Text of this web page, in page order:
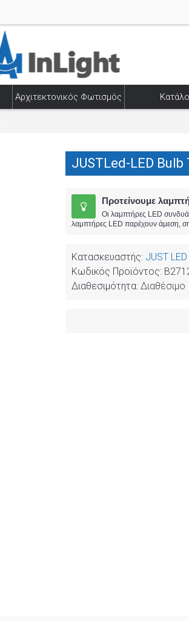
Αρχιτεκτονικός Φωτισμός
JUSTLed-LED
Προτείνουμε
Οι λαμπτήρες LED
λαμπτήρες LED παρέχουν άμεση,
Κατασκευαστής: JUST LED
Κωδικός Προϊόντος:
Διαθεσιμότητα: Διαθέσιμο